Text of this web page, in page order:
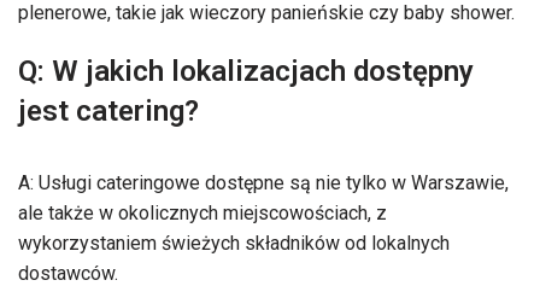
plenerowe, takie jak wieczory panieńskie czy baby shower.
Q: W jakich lokalizacjach dostępny
jest catering?
A: Usługi cateringowe dostępne są nie tylko w Warszawie,
ale także w okolicznych miejscowościach, z
wykorzystaniem świeżych składników od lokalnych
dostawców.